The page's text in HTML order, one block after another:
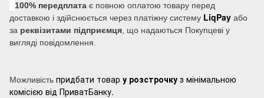
100% передплата є повною оплатою товару перед
доставкою і здійснюється через платіжну систему LiqPay або
за реквізитами підприємця , що надаються Покупцеві у
вигляді повідомлення.
Можливість придбати товар у розстрочку з мінімальною
комісією від ПриватБанку.